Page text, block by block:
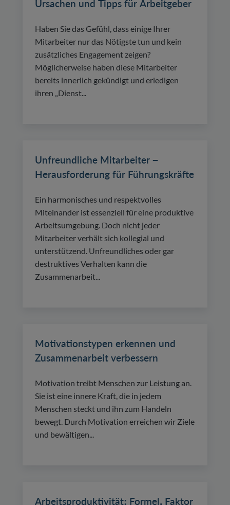
Ursachen und Tipps für Arbeitgeber
Haben Sie das Gefühl, dass einige Ihrer
Mitarbeiter nur das Nötigste tun und kein
zusätzliches Engagement zeigen?
Möglicherweise haben diese Mitarbeiter
bereits innerlich gekündigt und erledigen
ihren „Dienst...
Unfreundliche Mitarbeiter −
Herausforderung für Führungskräfte
Ein harmonisches und respektvolles
Miteinander ist essenziell für eine produktive
Arbeitsumgebung. Doch nicht jeder
Mitarbeiter verhält sich kollegial und
unterstützend. Unfreundliches oder gar
destruktives Verhalten kann die
Zusammenarbeit...
Motivationstypen erkennen und
Zusammenarbeit verbessern
Motivation treibt Menschen zur Leistung an.
Sie ist eine innere Kraft, die in jedem
Menschen steckt und ihn zum Handeln
bewegt. Durch Motivation erreichen wir Ziele
und bewältigen...
Arbeitsproduktivität: Formel, Faktor